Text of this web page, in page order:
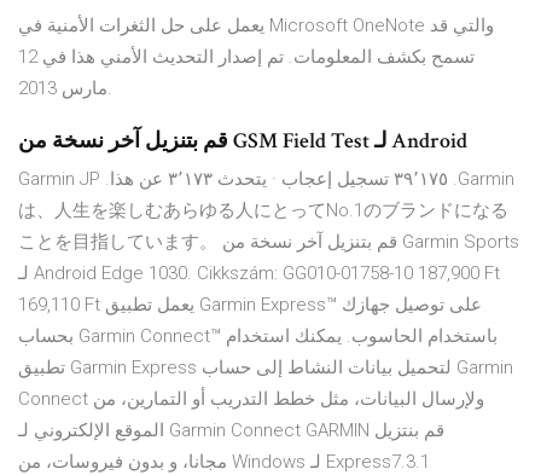
يعمل على حل الثغرات الأمنية في Microsoft OneNote والتي قد
تسمح بكشف المعلومات. تم إصدار التحديث الأمني هذا في 12
مارس 2013.
قم بتنزيل آخر نسخة من GSM Field Test لـ Android
は、人生を楽しむあらゆる人にとってNo.1のブランドになる
ことを目指しています。 قم بتنزيل آخر نسخة من Garmin Sports
لـ Android Edge 1030. Cikkszám: GG010-01758-10 187,900 Ft
169,110 Ft يعمل تطبيق Garmin Express™ على توصيل جهازك
بحساب Garmin Connect™ باستخدام الحاسوب. يمكنك استخدام
تطبيق Garmin Express لتحميل بيانات النشاط إلى حساب Garmin
Connect ولإرسال البيانات، مثل خطط التدريب أو التمارين، من
الموقع الإلكتروني لـ Garmin Connect ‫قم بنتزيل GARMIN
Express7.3.1 لـ Windows مجانا، و بدون فيروسات، من